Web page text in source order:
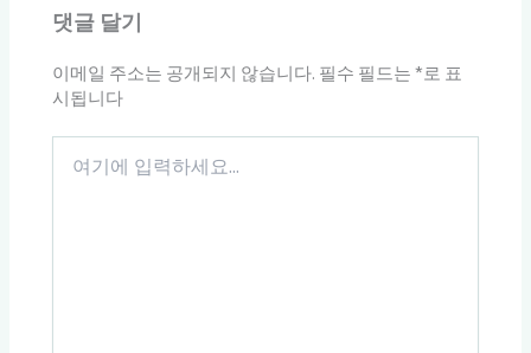
댓글 달기
이메일 주소는 공개되지 않습니다. 필수 필드는*로 표
시됩니다